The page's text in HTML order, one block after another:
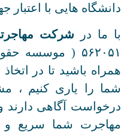
دانشگاه هایی با اعتبار
با ما در شرکت
همراه باشید تا در
شما را یاری کنیم ،
درخواست آگاهی دارند
مهاجرت شما سریع و